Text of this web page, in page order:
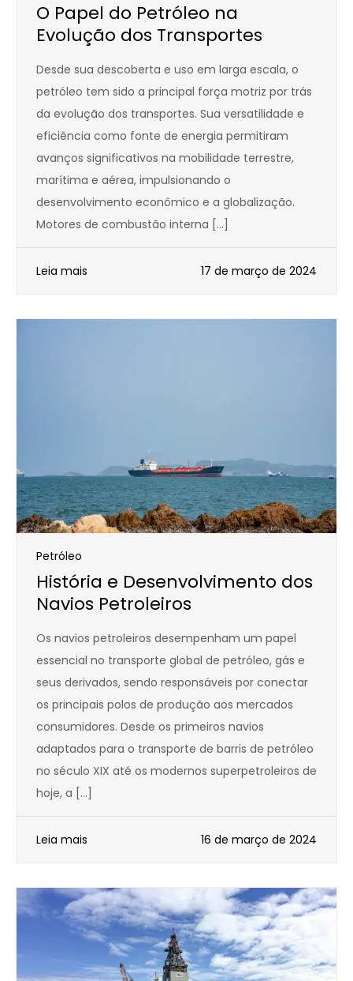
O Papel do Petróleo na
Evolução dos Transportes
Desde sua descoberta e uso em larga escala, o
petróleo tem sido a principal força motriz por trás
da evolução dos transportes. Sua versatilidade e
eficiência como fonte de energia permitiram
avanços significativos na mobilidade terrestre,
marítima e aérea, impulsionando o
desenvolvimento econômico e a globalização.
Motores de combustão interna […]
Leia mais 17 de março de 2024
Petróleo
História e Desenvolvimento dos
Navios Petroleiros
Os navios petroleiros desempenham um papel
essencial no transporte global de petróleo, gás e
seus derivados, sendo responsáveis por conectar
os principais polos de produção aos mercados
consumidores. Desde os primeiros navios
adaptados para o transporte de barris de petróleo
no século XIX até os modernos superpetroleiros de
hoje, a […]
Leia mais 16 de março de 2024